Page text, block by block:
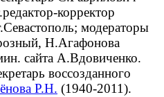
корректор
модераторы
Н.Агафонова
сайта А.Вдовиченко.
воссозданного
Р.Н. (1940-2011).